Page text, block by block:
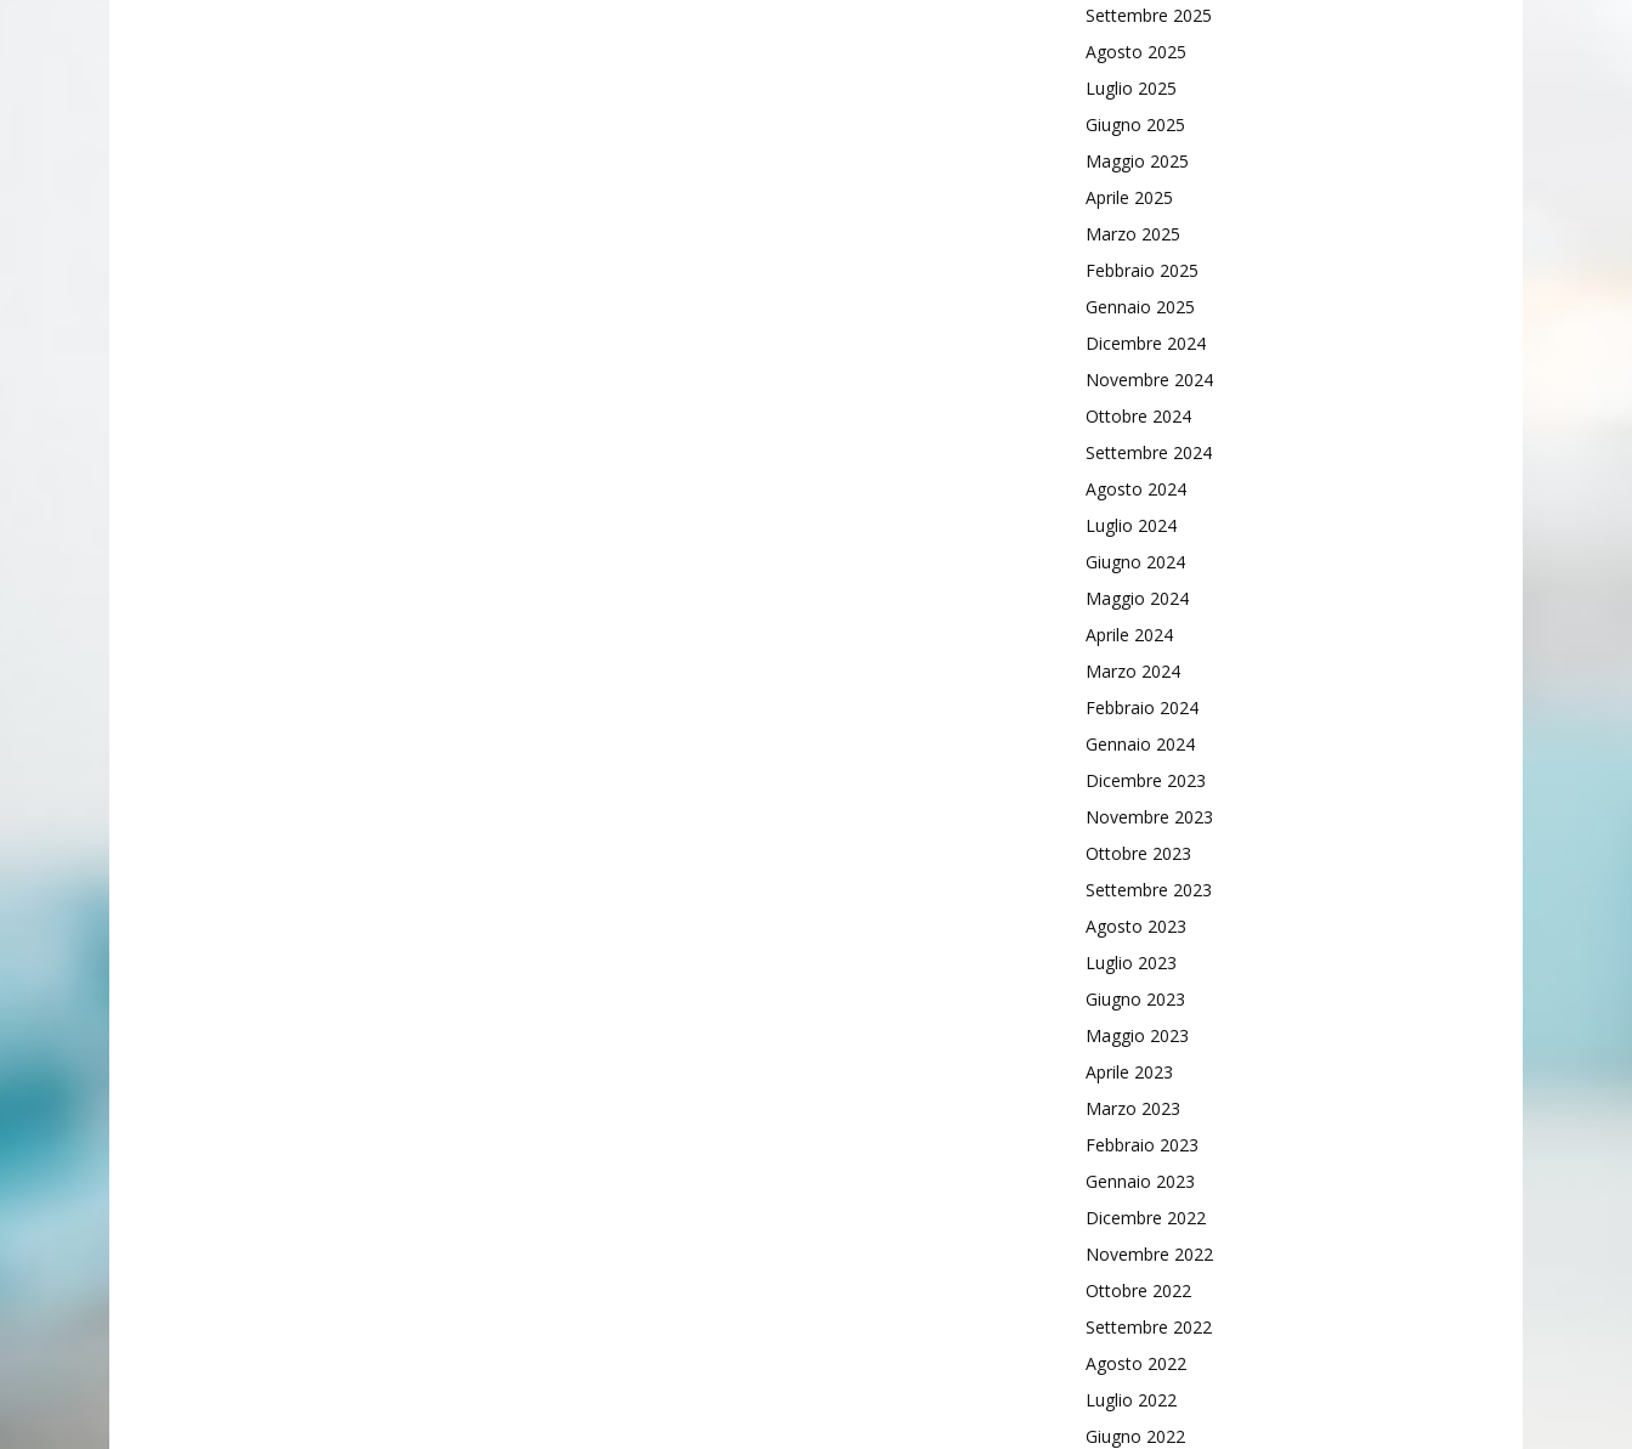
Settembre 2025
Agosto 2025
Luglio 2025
Giugno 2025
Maggio 2025
Aprile 2025
Marzo 2025
Febbraio 2025
Gennaio 2025
Dicembre 2024
Novembre 2024
Ottobre 2024
Settembre 2024
Agosto 2024
Luglio 2024
Giugno 2024
Maggio 2024
Aprile 2024
Marzo 2024
Febbraio 2024
Gennaio 2024
Dicembre 2023
Novembre 2023
Ottobre 2023
Settembre 2023
Agosto 2023
Luglio 2023
Giugno 2023
Maggio 2023
Aprile 2023
Marzo 2023
Febbraio 2023
Gennaio 2023
Dicembre 2022
Novembre 2022
Ottobre 2022
Settembre 2022
Agosto 2022
Luglio 2022
Giugno 2022